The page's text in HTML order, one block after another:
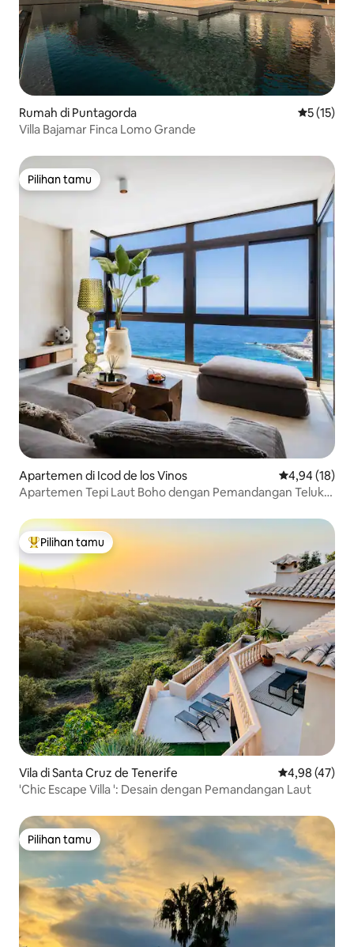
Rumah di Puntagorda Nilai rata-
5 (15)
Villa Bajamar Finca Lomo Grande
Pilihan tamu
Pilihan tamu
Apartemen di Icod de los Vinos Nilai rata-rata
4,94 (18)
Apartemen Tepi Laut Boho dengan Pemandangan Teluk
Pilihan tamu terpopuler
Pilihan tamu
Vila di Santa Cruz de Tenerife Nilai rata-rata
4,98 (47)
'Chic Escape Villa ': Desain dengan Pemandangan Laut
Pilihan tamu
Pilihan tamu